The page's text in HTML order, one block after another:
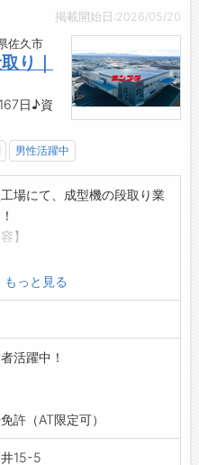
たQCサークル活動によ
善を継続的に行っていま
活かし、品質保持と改善に
。
みならず、全社の各部門が
管理活動）からTQM（TQC
その考え方を業務や経営へ
法）へと発展させ、全社一
の向上を図っています。
く、全ての部門が連携し、
強化月間」と設定し、社員
極的に募集しています。
積極的に参加し、他社との
める業務の範囲
、確実にキャリアアップを図
っており、安心して業務に
ます。
長環境！
り良くするために、日々の
挑戦を続けることができる
味がある方や、プラスチッ
にとって、理想的な環境が
豊かな社会を創造する』こ
掲げ、企業活動に取り組ん
、社員や関係者全ての人々
るためのものであると考え
掲載開始日:2026/05/20
佐久市
り｜
日♪資
男性活躍中
場にて、成型機の段取り業
】
成型機へタッチパネル式で
）
成型されるか確認、修正
取り検査
ック成型に関わる付随業務
問！無資格活躍中！
っているので、未経験でも
もっと見る
活躍中！
許（AT限定可）
15-5